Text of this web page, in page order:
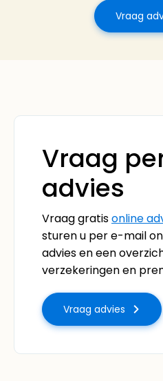
Vraag
Vraag
advies
Vraag gratisonline
sturen u per e-mail
advies en een
verzekeringen en
Vraag advies